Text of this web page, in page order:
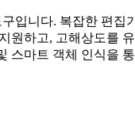
입니다. 복잡한 편집
원하고, 고해상도를
마트 객체 인식을